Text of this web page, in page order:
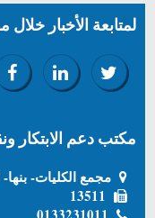
لمتابعة الأخبار
مكتب دعم الابتكار
مجمع الكليات- بنها-